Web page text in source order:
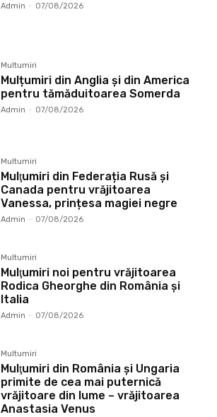
Admin - 07/08/2026
Multumiri
Mulțumiri din Anglia și din America
pentru tămăduitoarea Somerda
Admin - 07/08/2026
Multumiri
Mulţumiri din Federația Rusă și
Canada pentru vrăjitoarea
Vanessa, prințesa magiei negre
Admin - 07/08/2026
Multumiri
Mulţumiri noi pentru vrăjitoarea
Rodica Gheorghe din România și
Italia
Admin - 07/08/2026
Multumiri
Mulţumiri din România și Ungaria
primite de cea mai puternică
vrăjitoare din lume – vrăjitoarea
Anastasia Venus